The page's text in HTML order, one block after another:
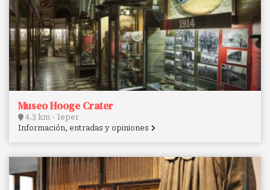
Museo Hooge Crater
4.3 km - Ieper
Información, entradas y opiniones